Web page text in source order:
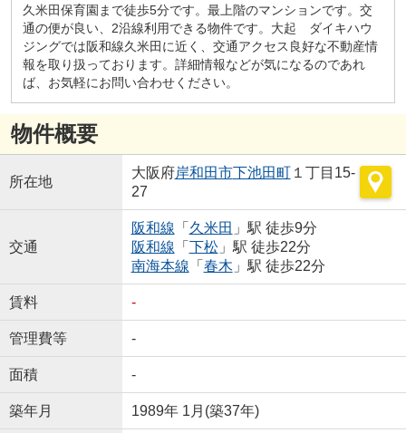
久米田保育園まで徒歩5分です。最上階のマンションです。交
通の便が良い、2沿線利用できる物件です。大起 ダイキハウ
ジングでは阪和線久米田に近く、交通アクセス良好な不動産情
報を取り扱っております。詳細情報などが気になるのであれ
ば、お気軽にお問い合わせください。
物件概要
所在地
大阪府岸和田市下池田町１丁目15-
27
交通
阪和線 「 久米田 」駅 徒歩9分
阪和線 「 下松」駅 徒歩22分
南海本線 「 春木 」駅 徒歩22分
賃料 -
管理費等 -
面積 -
築年月 1989年 1月(築37年)